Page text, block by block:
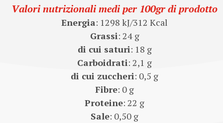
Valori nutrizionali medi per 100gr di prodotto
Energia: 1298 kJ/312 Kcal
Grassi: 24 g
di cui saturi: 18 g
Carboidrati: 2,1 g
di cui zuccheri: 0,5 g
Fibre: 0 g
Proteine: 22 g
Sale: 0,50 g